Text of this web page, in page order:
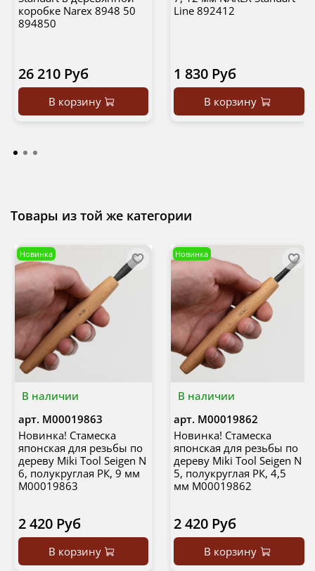
коробке Narex 8948 50
894850
26 210 Руб
В корзину
Line 892412
1 830 Руб
В корзину
Товары из той же категории
В наличии
Новинка
арт. М00019863
Новинка! Стамеска
японская для резьбы по
дереву Miki Tool Seigen N
6, полукруглая РК, 9 мм
М00019863
2 420 Руб
В корзину
В наличии
Новинка
арт. М00019862
Новинка! Стамеска
японская для резьбы по
дереву Miki Tool Seigen N
5, полукруглая РК, 4,5
мм М00019862
2 420 Руб
В корзину